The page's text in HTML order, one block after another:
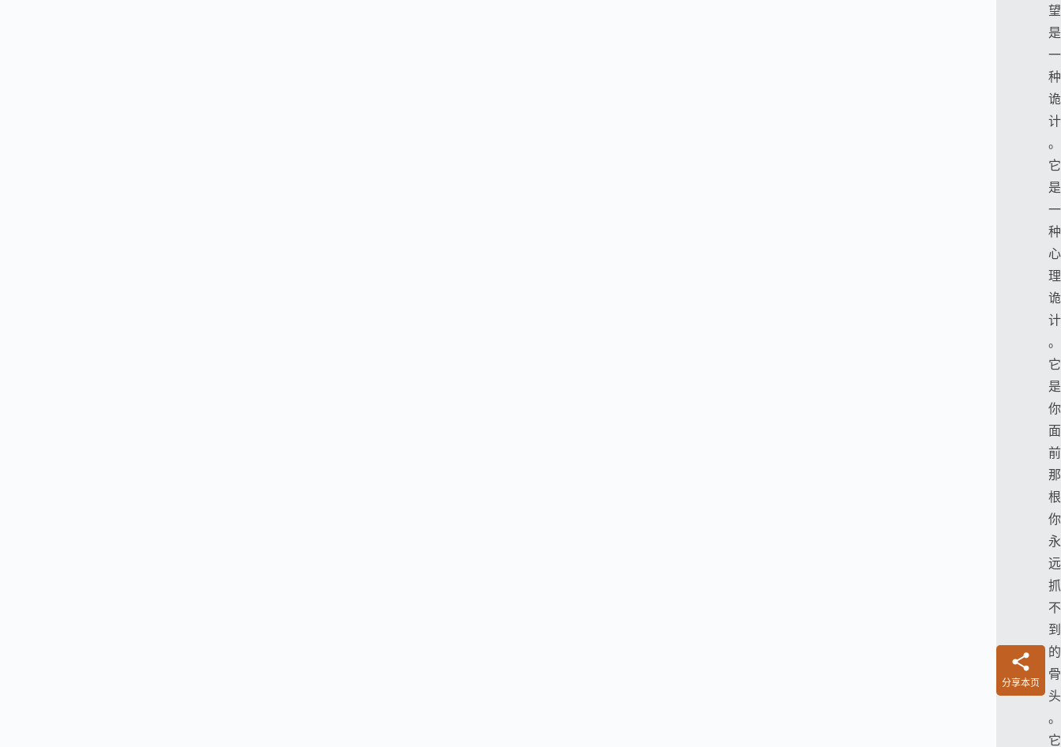
望
是
一
种
诡
计
。
它
是
一
种
心
理
诡
计
。
它
是
你
面
前
那
根
你
永
远
抓
不
到
的
骨
头
。
它
分享本页